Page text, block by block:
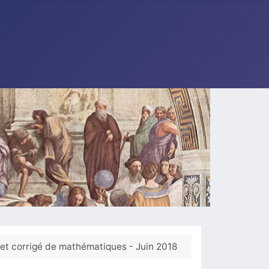
corrigé de mathématiques - Juin 2018